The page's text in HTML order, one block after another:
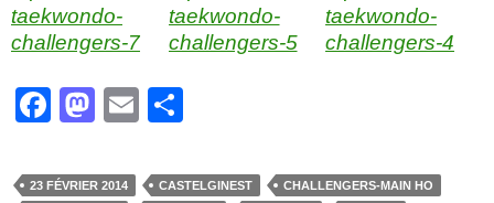
F
c
M
st
E
ail ta
23 FÉVRIER 2014 CASTELGINEST CHALLENGERS-MAIN HO